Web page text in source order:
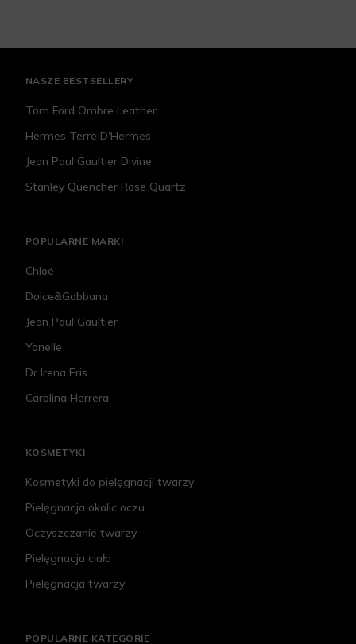
NASZE BESTSELLERY
Tom Ford Ombre Leather
Hermes Terre D'Hermes
Jean Paul Gaultier Divine
Stanley Quencher Rose Quartz
POPULARNE MARKI
Chloé
Dolce&Gabbana
Jean Paul Gaultier
Yonelle
Dr Irena Eris
Carolina Herrera
KOSMETYKI
Kosmetyki do pielęgnacji twarzy
Pielęgnacja okolic oczu
Oczyszczanie twarzy
Pielęgnacja ciała
Pielęgnacja twarzy
POPULARNE KATEGORIE